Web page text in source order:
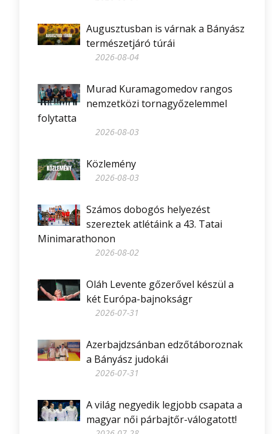
Augusztusban is várnak a Bányász
természetjáró túrái
2026-08-04
Murad Kuramagomedov rangos
nemzetközi tornagyőzelemmel
folytatta
2026-08-03
Közlemény
2026-08-03
Számos dobogós helyezést
szereztek atlétáink a 43. Tatai
Minimarathonon
2026-08-02
Oláh Levente gőzerővel készül a
két Európa-bajnokságr
2026-07-31
Azerbajdzsánban edzőtáboroznak
a Bányász judokái
2026-07-31
A világ negyedik legjobb csapata a
magyar női párbajtőr-válogatott!